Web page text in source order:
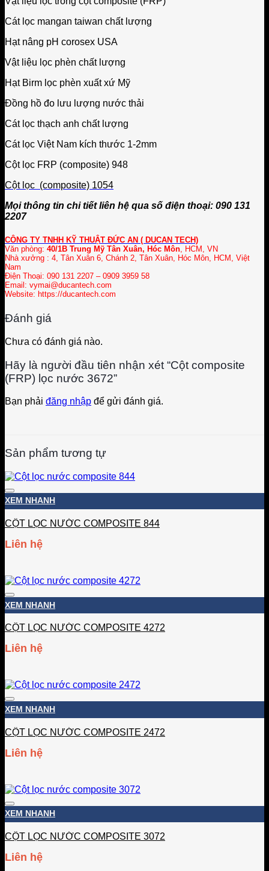
Cát lọc mangan taiwan chất lượng
Hạt nâng pH corosex USA
Vật liệu lọc phèn chất lượng
Hạt Birm lọc phèn xuất xứ Mỹ
Đồng hồ đo lưu lượng nước thải
Cát lọc thạch anh chất lượng
Cát lọc Việt Nam kích thước 1-2mm
Cột lọc FRP (composite) 948
Cột lọc (composite) 1054
Mọi thông tin chi tiết liên hệ qua số điện thoại: 090 131
2207
CÔNG TY TNHH KỸ THUẬT ĐỨC AN ( DUCAN TECH)
Văn phòng: 40/1B Trung Mỹ Tân Xuân, Hóc Môn, HCM, VN
Nhà xưởng : 4, Tân Xuân 6, Chánh 2, Tân Xuân, Hóc Môn, HCM, Việt
Nam
Điện Thoại: 090 131 2207 – 0909 3959 58
Email: vymai@ducantech.com
Website: https://ducantech.com
Đánh giá
Chưa có đánh giá nào.
Hãy là người đầu tiên nhận xét “Cột composite
(FRP) lọc nước 3672”
Bạn phải đăng nhập để gửi đánh giá.
Sản phẩm tương tự
Add to wishlist
XEM NHANH
CỘT LỌC NƯỚC COMPOSITE 844
Liên hệ
Add to wishlist
XEM NHANH
CỘT LỌC NƯỚC COMPOSITE 4272
Liên hệ
Add to wishlist
XEM NHANH
CỘT LỌC NƯỚC COMPOSITE 2472
Liên hệ
Add to wishlist
XEM NHANH
CỘT LỌC NƯỚC COMPOSITE 3072
Liên hệ